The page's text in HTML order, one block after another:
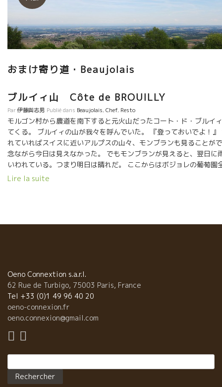
おまけ寄り道・Beaujolais
ブルイィ山 Côte de BROUILLY
Par伊藤與志男 Publié dans Beaujolais,Chef, Resto
モルゴン村から農道を南下すると元火山だったコート・ド・ブルイ
てくる。 ブルイィの山が我々を呼んでいた。 『登っておいでよ！』
れていればスイスに近いアルプスの山々、モンブランも見ることが
念ながら今日は見えなかった。 でもモンブランが見えると、翌日に
いわれている。つまり明日は晴れだ。 ここからはボジョレの葡萄園
見渡せる。 なんて、美しいんだろう。 ブイィ山の中腹にボジョ
Lire la suite
Oeno Connextion s.a.r.l.
62 Rue de Turbigo, 75003 Paris, France
Tel +33 (0)1 49 96 40 20
oeno-connexion.fr
oeno.connexion@gmail.com